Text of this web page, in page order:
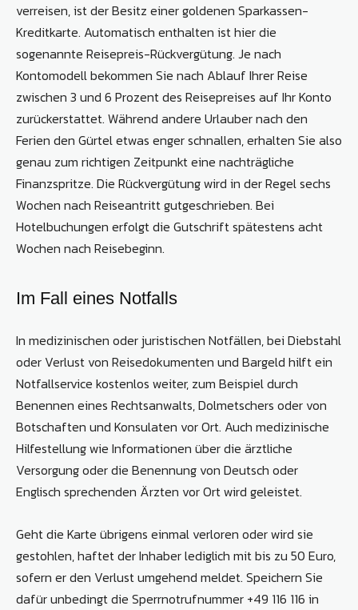
verreisen, ist der Besitz einer goldenen Sparkassen-
Kreditkarte. Automatisch enthalten ist hier die
sogenannte Reisepreis-Rückvergütung. Je nach
Kontomodell bekommen Sie nach Ablauf Ihrer Reise
zwischen 3 und 6 Prozent des Reisepreises auf Ihr Konto
zurückerstattet. Während andere Urlauber nach den
Ferien den Gürtel etwas enger schnallen, erhalten Sie also
genau zum richtigen Zeitpunkt eine nachträgliche
Finanzspritze. Die Rückvergütung wird in der Regel sechs
Wochen nach Reiseantritt gutgeschrieben. Bei
Hotelbuchungen erfolgt die Gutschrift spätestens acht
Wochen nach Reisebeginn.
Im Fall eines Notfalls
In medizinischen oder juristischen Notfällen, bei Diebstahl
oder Verlust von Reisedokumenten und Bargeld hilft ein
Notfallservice kostenlos weiter, zum Beispiel durch
Benennen eines Rechtsanwalts, Dolmetschers oder von
Botschaften und Konsulaten vor Ort. Auch medizinische
Hilfestellung wie Informationen über die ärztliche
Versorgung oder die Benennung von Deutsch oder
Englisch sprechenden Ärzten vor Ort wird geleistet.
Geht die Karte übrigens einmal verloren oder wird sie
gestohlen, haftet der Inhaber lediglich mit bis zu 50 Euro,
sofern er den Verlust umgehend meldet. Speichern Sie
dafür unbedingt die Sperrnotrufnummer +49 116 116 in